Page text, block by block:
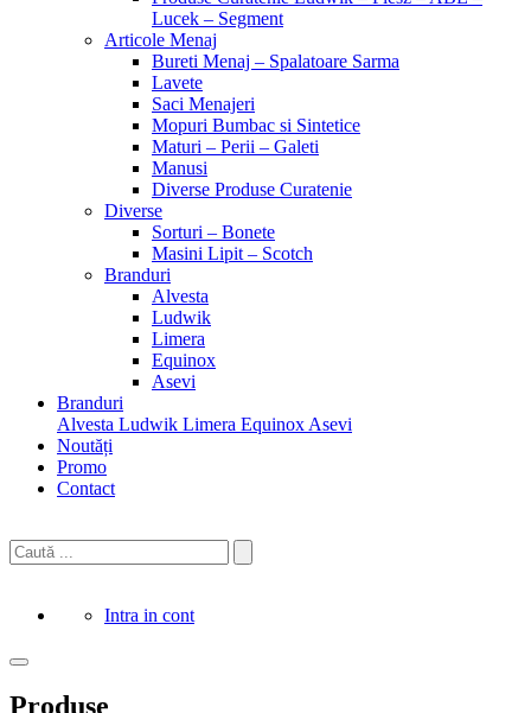
Lucek – Segment
Articole Menaj
Bureti Menaj – Spalatoare Sarma
Lavete
Saci Menajeri
Mopuri Bumbac si Sintetice
Maturi – Perii – Galeti
Manusi
Diverse Produse Curatenie
Diverse
Sorturi – Bonete
Masini Lipit – Scotch
Branduri
Alvesta
Ludwik
Limera
Equinox
Asevi
Branduri
Alvesta Ludwik Limera Equinox Asevi
Noutăți
Promo
Contact
Intra in cont
Produse